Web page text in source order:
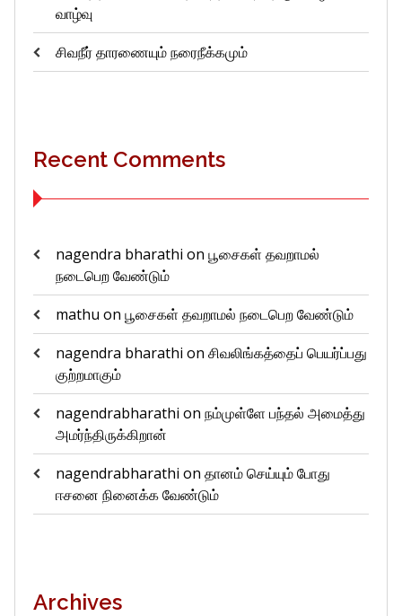
வாழ்வு
சிவநீர் தாரணையும் நரைநீக்கமும்
Recent Comments
nagendra bharathi on பூசைகள் தவறாமல்
நடைபெற வேண்டும்
mathu on பூசைகள் தவறாமல் நடைபெற வேண்டும்
nagendra bharathi on சிவலிங்கத்தைப் பெயர்ப்பது
குற்றமாகும்
nagendrabharathi on நம்முள்ளே பந்தல் அமைத்து
அமர்ந்திருக்கிறான்
nagendrabharathi on தானம் செய்யும் போது
ஈசனை நினைக்க வேண்டும்
Archives